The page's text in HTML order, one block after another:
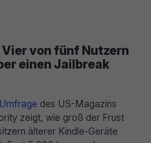
von fünf Nutzern
einen Jailbreak
Umfrage des US-Magazins
zeigt, wie groß der Frust
älterer Kindle-Geräte